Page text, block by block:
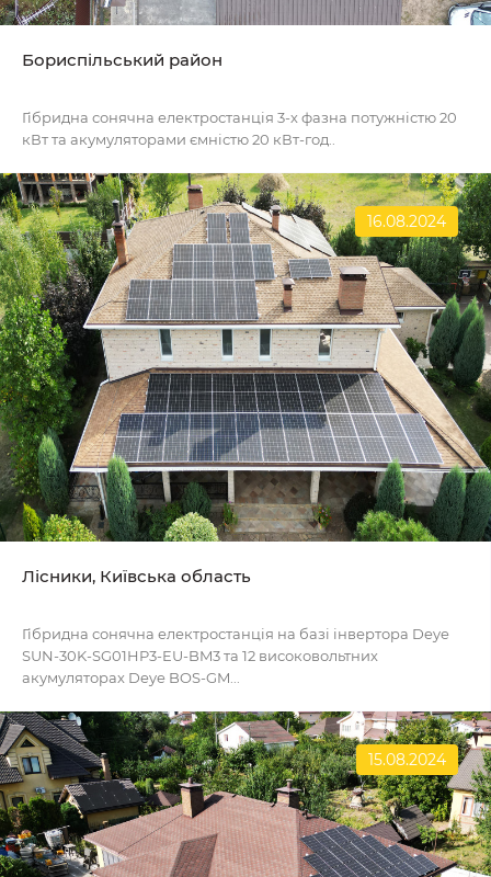
Бориспільський район
Гібридна сонячна електростанція 3-х фазна потужністю 20
кВт та акумуляторами ємністю 20 кВт-год..
16.08.2024
Лісники, Київська область
Гібридна сонячна електростанція на базі інвертора Deye
SUN-30K-SG01HP3-EU-BM3 та 12 високовольтних
акумуляторах Deye BOS-GM...
15.08.2024